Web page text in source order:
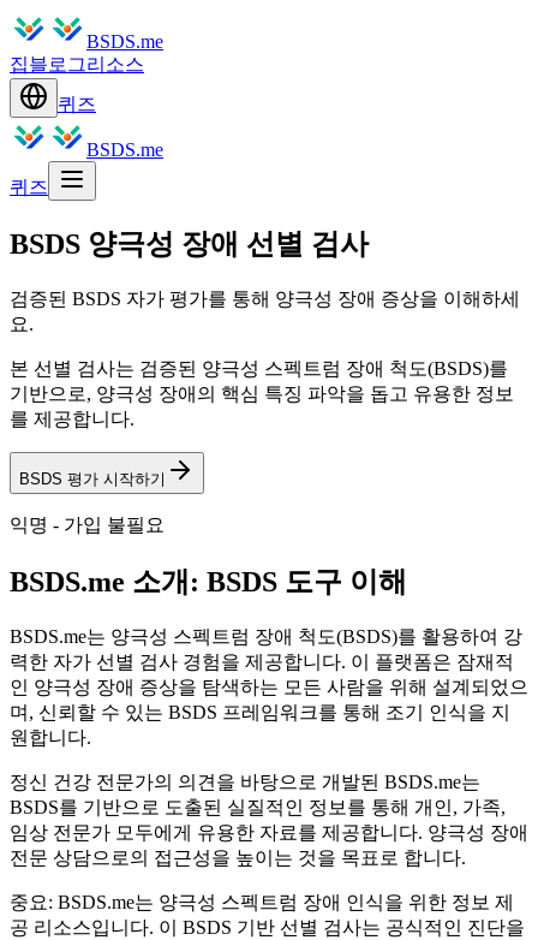
BSDS.me
집블로그리소스
퀴즈
BSDS.me
퀴즈
BSDS 양극성 장애 선별 검사
검증된 BSDS 자가 평가를 통해 양극성 장애 증상을 이해하세
요.
본 선별 검사는 검증된 양극성 스펙트럼 장애 척도(BSDS)를
기반으로, 양극성 장애의 핵심 특징 파악을 돕고 유용한 정보
를 제공합니다.
BSDS 평가 시작하기
익명 - 가입 불필요
BSDS.me 소개: BSDS 도구 이해
BSDS.me는 양극성 스펙트럼 장애 척도(BSDS)를 활용하여 강
력한 자가 선별 검사 경험을 제공합니다. 이 플랫폼은 잠재적
인 양극성 장애 증상을 탐색하는 모든 사람을 위해 설계되었으
며, 신뢰할 수 있는 BSDS 프레임워크를 통해 조기 인식을 지
원합니다.
정신 건강 전문가의 의견을 바탕으로 개발된 BSDS.me는
BSDS를 기반으로 도출된 실질적인 정보를 통해 개인, 가족,
임상 전문가 모두에게 유용한 자료를 제공합니다. 양극성 장애
전문 상담으로의 접근성을 높이는 것을 목표로 합니다.
중요: BSDS.me는 양극성 스펙트럼 장애 인식을 위한 정보 제
공 리소스입니다. 이 BSDS 기반 선별 검사는 공식적인 진단을